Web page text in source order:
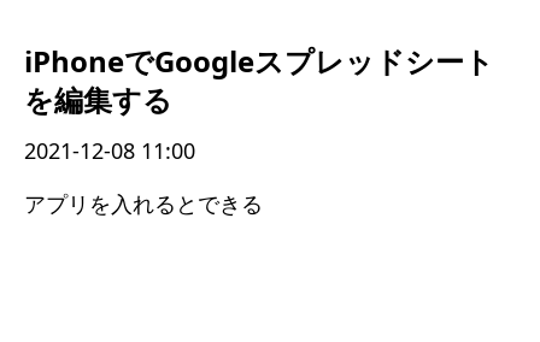
iPhoneでGoogleスプレッドシート
を編集する
2021-12-08 11:00
アプリを入れるとできる